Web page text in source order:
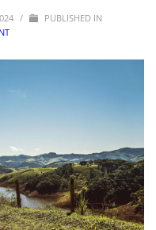
/
PUBLISHED IN